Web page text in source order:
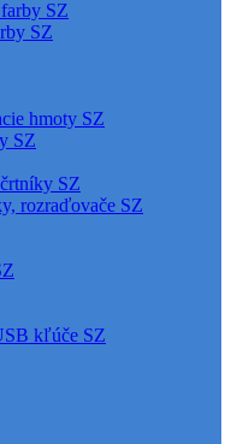
SZ
SZ
hmoty SZ
SZ
SZ
rozraďovače SZ
kľúče SZ